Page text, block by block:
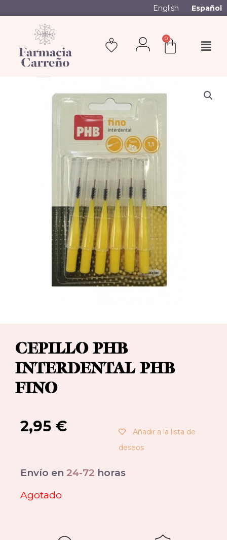
English Español
0
CEPILLO PHB
INTERDENTAL PHB
FINO
2,95 €
Añadir a la lista de
deseos
Envío en 24-72 horas
Agotado